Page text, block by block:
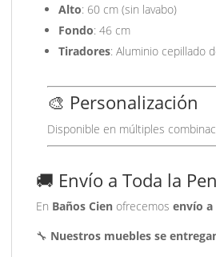
Alto: 60 cm (sin lavabo)
Fondo: 46 cm
Tiradores: Aluminio cepillado
🎨 Personalización
Disponible en múltiples
🚚 Envío a Toda la
En Baños Cien ofrecemosenvío
🔧 Nuestros muebles se